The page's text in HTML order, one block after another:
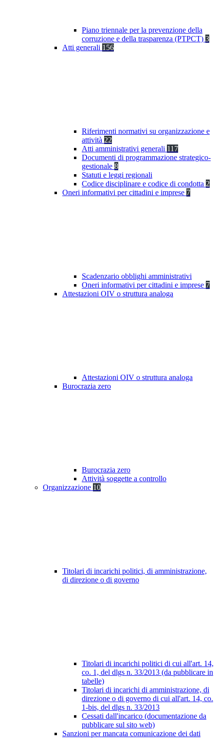
Piano triennale per la prevenzione della
corruzione e della trasparenza (PTPCT) 3
Atti generali 156
Riferimenti normativi su organizzazione e
attività 22
Atti amministrativi generali 117
Documenti di programmazione strategico-
gestionale 8
Statuti e leggi regionali
Codice disciplinare e codice di condotta 2
Oneri informativi per cittadini e imprese 7
Scadenzario obblighi amministrativi
Oneri informativi per cittadini e imprese 7
Attestazioni OIV o struttura analoga
Attestazioni OIV o struttura analoga
Burocrazia zero
Burocrazia zero
Attività soggette a controllo
Organizzazione 10
Titolari di incarichi politici, di amministrazione,
di direzione o di governo
Titolari di incarichi politici di cui all'art. 14,
co. 1, del dlgs n. 33/2013 (da pubblicare in
tabelle)
Titolari di incarichi di amministrazione, di
direzione o di governo di cui all'art. 14, co.
1-bis, del dlgs n. 33/2013
Cessati dall'incarico (documentazione da
pubblicare sul sito web)
Sanzioni per mancata comunicazione dei dati